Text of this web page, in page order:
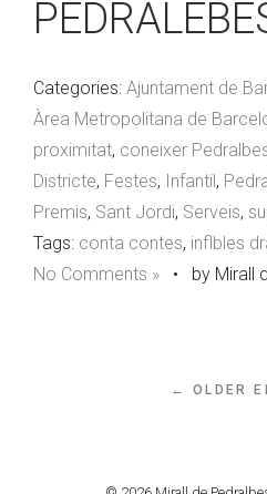
Categories: Ajuntament de
Àrea Metropolitana de
proximitat, coneixer
Districte, Festes, Infantil,
Premis, Sant Jordi, Serveis,
Tags: conta contes, inflbles
No Comments » • by Mirall
← OLDER